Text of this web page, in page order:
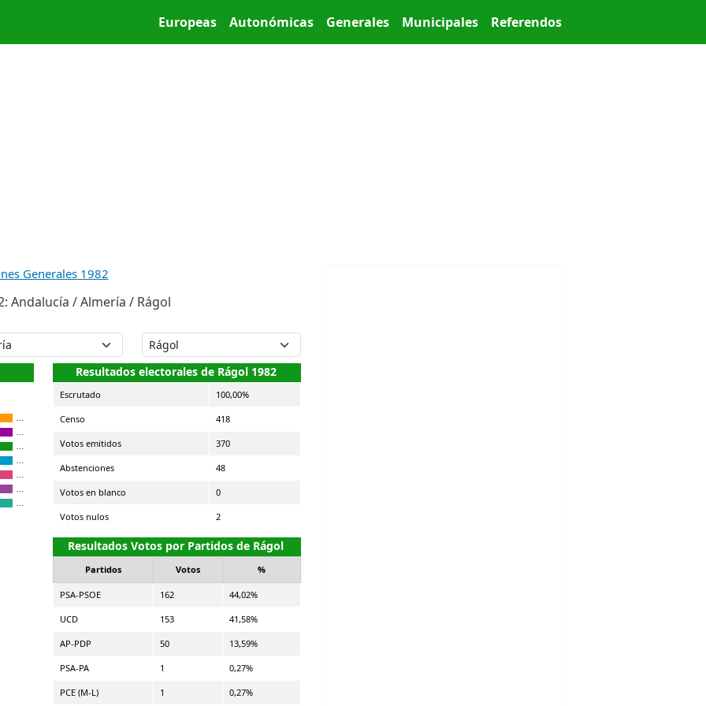
Main menu
Europeas Autonómicas Generales Municipales Referendos
Generales 1982
Andalucía / Almería / Rágol
Resultados electorales de Rágol 1982
Escrutado 100,00%
Censo 418
Votos emitidos 370
Abstenciones 48
Votos en blanco 0
Votos nulos 2
Resultados Votos por Partidos de Rágol
Partidos Votos %
PSA-PSOE 162 44,02%
UCD 153 41,58%
AP-PDP 50 13,59%
PSA-PA 1 0,27%
PCE (M-L) 1 0,27%